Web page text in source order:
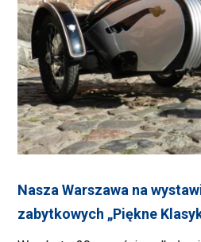
Nasza Warszawa na
zabytkowych „Piękne